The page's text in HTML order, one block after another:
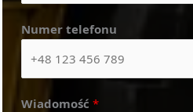
Numer telefonu
Wiadomość *